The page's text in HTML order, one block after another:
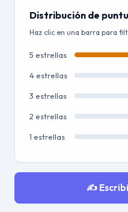
Distribución de
Haz clic en una barra para
5 estrellas
4 estrellas
3 estrellas
2 estrellas
1 estrellas
✍️